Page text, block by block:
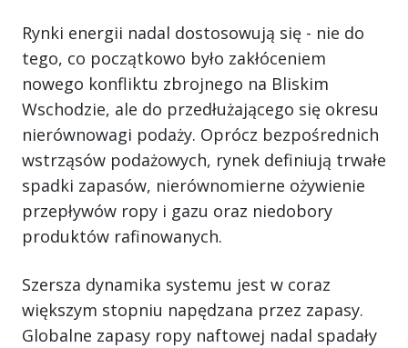
Rynki energii nadal dostosowują się - nie do
tego, co początkowo było zakłóceniem
nowego konfliktu zbrojnego na Bliskim
Wschodzie, ale do przedłużającego się okresu
nierównowagi podaży. Oprócz bezpośrednich
wstrząsów podażowych, rynek definiują trwałe
spadki zapasów, nierównomierne ożywienie
przepływów ropy i gazu oraz niedobory
produktów rafinowanych.
Szersza dynamika systemu jest w coraz
większym stopniu napędzana przez zapasy.
Globalne zapasy ropy naftowej nadal spadały